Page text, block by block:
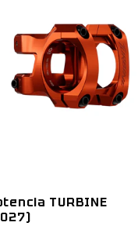
TURBINE